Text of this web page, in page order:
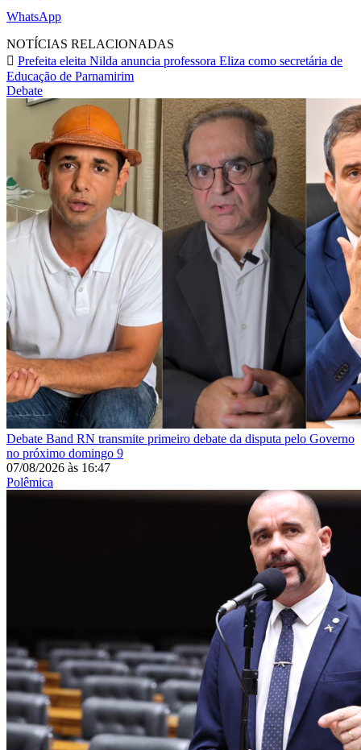
WhatsApp
NOTÍCIAS RELACIONADAS
Prefeita eleita Nilda anuncia professora Eliza como secretária de
Educação de Parnamirim
Debate
Debate Band RN transmite primeiro debate da disputa pelo Governo
no próximo domingo 9
07/08/2026 às 16:47
Polêmica